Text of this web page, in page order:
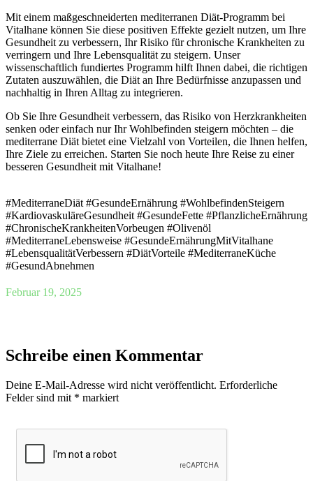
Mit einem maßgeschneiderten mediterranen Diät-Programm bei
Vitalhane können Sie diese positiven Effekte gezielt nutzen, um Ihre
Gesundheit zu verbessern, Ihr Risiko für chronische Krankheiten zu
verringern und Ihre Lebensqualität zu steigern. Unser
wissenschaftlich fundiertes Programm hilft Ihnen dabei, die richtigen
Zutaten auszuwählen, die Diät an Ihre Bedürfnisse anzupassen und
nachhaltig in Ihren Alltag zu integrieren.
Ob Sie Ihre Gesundheit verbessern, das Risiko von Herzkrankheiten
senken oder einfach nur Ihr Wohlbefinden steigern möchten – die
mediterrane Diät bietet eine Vielzahl von Vorteilen, die Ihnen helfen,
Ihre Ziele zu erreichen. Starten Sie noch heute Ihre Reise zu einer
besseren Gesundheit mit Vitalhane!
#MediterraneDiät #GesundeErnährung #WohlbefindenSteigern
#KardiovaskuläreGesundheit #GesundeFette #PflanzlicheErnährung
#ChronischeKrankheitenVorbeugen #Olivenöl
#MediterraneLebensweise #GesundeErnährungMitVitalhane
#LebensqualitätVerbessern #DiätVorteile #MediterraneKüche
#GesundAbnehmen
Februar 19, 2025
Schreibe einen Kommentar
Deine E-Mail-Adresse wird nicht veröffentlicht. Erforderliche
Felder sind mit * markiert